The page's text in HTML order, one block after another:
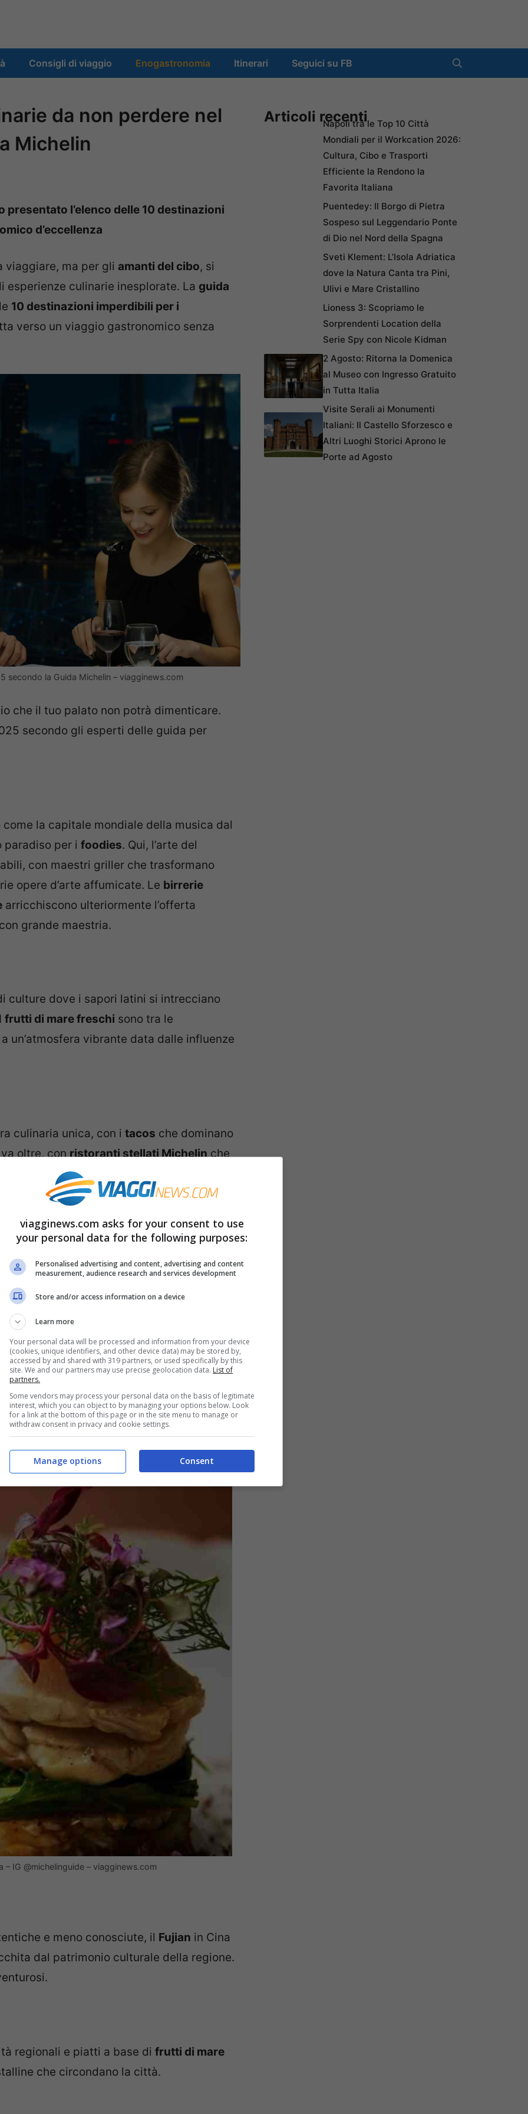
Consigli di viaggio Enogastronomia Itinerari Seguici su FB
da non perdere nel
Michelin
presentato l’elenco delle 10 destinazioni
d’eccellenza
viaggiare, ma per gli amanti del cibo, si
esperienze culinarie inesplorate. La guida
10 destinazioni imperdibili per i
verso un viaggio gastronomico senza
secondo la Guida Michelin – viagginews.com
che il tuo palato non potrà dimenticare.
secondo gli esperti delle guida per
come la capitale mondiale della musica dal
paradiso per i foodies. Qui, l’arte del
con maestri griller che trasformano
opere d’arte affumicate. Le birrerie
arricchiscono ulteriormente l’offerta
grande maestria.
culture dove i sapori latini si intrecciano
frutti di mare freschi sono tra le
un’atmosfera vibrante data dalle influenze
culinaria unica, con i tacos che dominano
oltre, con ristoranti stellati Michelin che
di eccellenza.
Samui
sapori intensi e contrastanti, dalla
sue isole. Lostreet food irresistibilee i
si sta preparando a diventare un punto di
La città offre un mix perfetto disushi
, in un contesto dinamico e accogliente.
IG @michelinguide – viagginews.com
e meno conosciute, il Fujian in Cina
dal patrimonio culturale della regione.
regionali e piatti a base di frutti di mare
che circondano la città.
Articoli recentiNapoli tra le Top 10 Città
Mondiali per il Workcation 2026:
Cultura, Cibo e Trasporti
Efficiente la Rendono la
Favorita Italiana
Puentedey: Il Borgo di Pietra
Sospeso sul Leggendario Ponte
di Dio nel Nord della Spagna
Sveti Klement: L’Isola Adriatica
dove la Natura Canta tra Pini,
Ulivi e Mare Cristallino
Lioness 3: Scopriamo le
Sorprendenti Location della
Serie Spy con Nicole Kidman
2 Agosto: Ritorna la Domenica
al Museo con Ingresso Gratuito
in Tutta Italia
Visite Serali ai Monumenti
Italiani: Il Castello Sforzesco e
Altri Luoghi Storici Aprono le
Porte ad Agosto
viagginews.com asks for your consent to use
your personal data for the following purposes:
Personalised advertising and content, advertising and content
measurement, audience research and services development
Store and/or access information on a device
Learn more
Your personal data will be processed and information from your device
(cookies, unique identifiers, and other device data) may be stored by,
accessed by and shared with 319 partners, or used specifically by this
site. We and our partners may use precise geolocation data. List of
partners.
Some vendors may process your personal data on the basis of legitimate
interest, which you can object to by managing your options below. Look
for a link at the bottom of this page or in the site menu to manage or
withdraw consent in privacy and cookie settings.
Consent
Manage options